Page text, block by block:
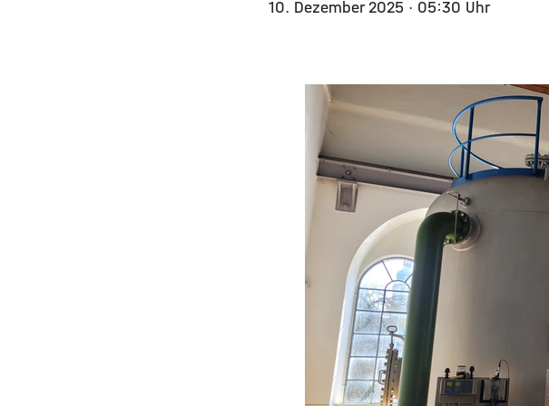
10. Dezember 2025 · 05:30 Uhr